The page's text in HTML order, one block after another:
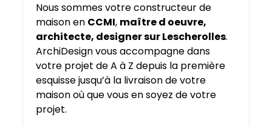
Nous sommes votre constructeur de
maison en CCMI, maître d oeuvre,
architecte, designer sur Lescherolles.
ArchiDesign vous accompagne dans
votre projet de A à Z depuis la première
esquisse jusqu’à la livraison de votre
maison où que vous en soyez de votre
projet.